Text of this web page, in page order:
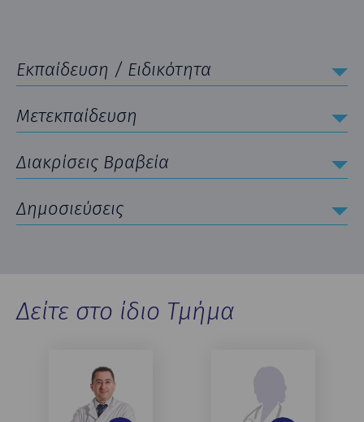
Εκπαίδευση / Ειδικότητα
Μετεκπαίδευση
Διακρίσεις Βραβεία
Δημοσιεύσεις
Δείτε στο ίδιο Τμήμα